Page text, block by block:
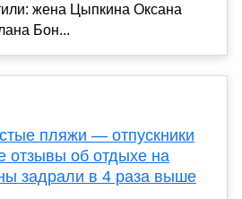
жена Цыпкина Оксана
Бон...
пляжи — отпускники
отзывы об отдыхе на
задрали в 4 раза выше